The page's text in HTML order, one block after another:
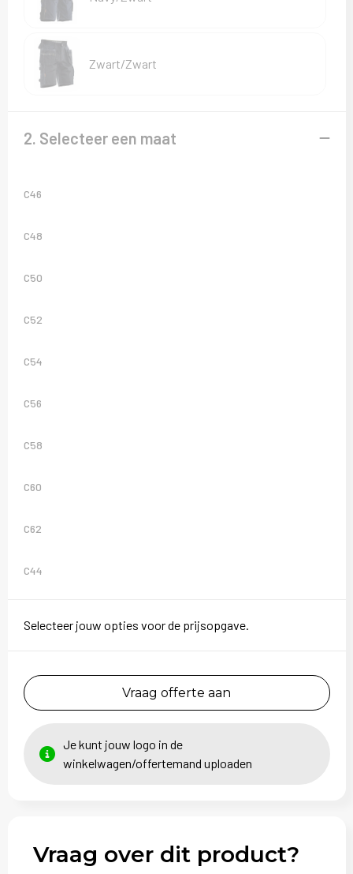
T-Shirts
Veiligheidsvesten en Veiligheidshesjes
Zwart/Zwart
2. Selecteer een maat
C46
C48
C50
C52
C54
C56
C58
C60
C62
C44
Selecteer jouw opties voor de prijsopgave.
Vraag offerte aan
Je kunt jouw logo in de
winkelwagen/offertemand uploaden
Vraag over dit product?